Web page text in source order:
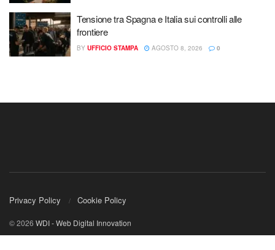
Tensione tra Spagna e Italia sui controlli alle
frontiere
BY UFFICIO STAMPA AGOSTO 8, 2026 0
Privacy Policy Cookie Policy
© 2026 WDI - Web Digital Innovation